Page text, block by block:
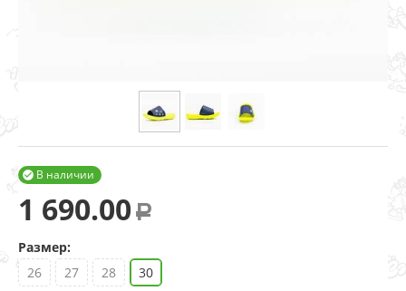
В наличии

1 690.00 Р
Размер:
26
27 28 30